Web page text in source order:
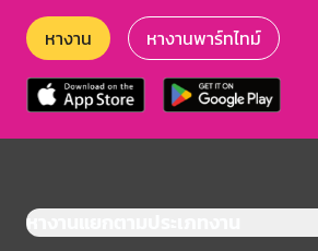
หางาน หางานพาร์ทไทม์
หางานแยกตามประเภทงาน